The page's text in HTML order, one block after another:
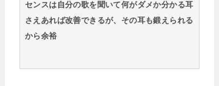
センスは自分の歌を聞いて何がダメか分かる耳
さえあれば改善できるが、その耳も鍛えられる
から余裕